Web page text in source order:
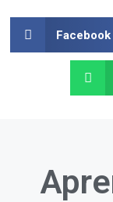
Facebook